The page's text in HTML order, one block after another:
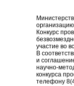
Конкурс
участие во
В
и
научно-
конкурса
телефону